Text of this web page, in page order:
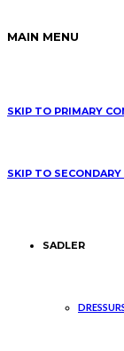
MAIN MENU
SKIP TO PRIMARY
SKIP TO
SADLER